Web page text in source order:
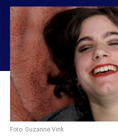
Foto: Suzanne Vink